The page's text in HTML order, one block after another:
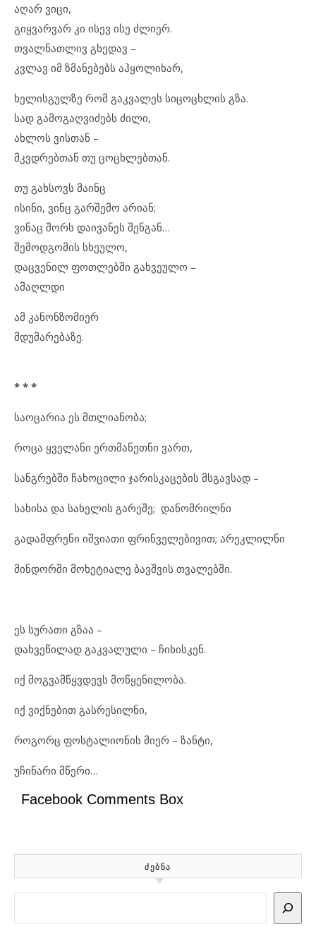
აღარ ვიცი,
გიყვარვარ კი ისევ ისე ძლიერ.
თვალნათლივ გხედავ –
კვლავ იმ ზმანებებს აჰყოლიხარ,
ხელისგულზე რომ გაკვალეს სიცოცხლის გზა.
სად გამოგაღვიძებს ძილი,
ახლოს ვისთან –
მკვდრებთან თუ ცოცხლებთან.
თუ გახსოვს მაინც
ისინი, ვინც გარშემო არიან;
ვინაც შორს დაივანეს შენგან…
შემოდგომის სხეულო,
დაცვენილ ფოთლებში გახვეულო –
ამაღლდი
ამ კანონზომიერ
მდუმარებაზე.
* * *
საოცარია ეს მთლიანობა;
როცა ყველანი ერთმანეთნი ვართ,
სანგრებში ჩახოცილი ჯარისკაცების მსგავსად –
სახისა და სახელის გარეშე; დანომრილნი
გადამფრენი იშვიათი ფრინველებივით; არეკლილნი
მინდორში მოხეტიალე ბავშვის თვალებში.
ეს სურათი გზაა –
დახვეწილად გაკვალული – ჩიხისკენ.
იქ მოგვამწყვდევს მოწყენილობა.
იქ ვიქნებით გასრესილნი,
როგორც ფოსტალიონის მიერ – ზანტი,
უჩინარი მწერი…
Facebook Comments Box
ᲫᲔᲑᲜᲐ